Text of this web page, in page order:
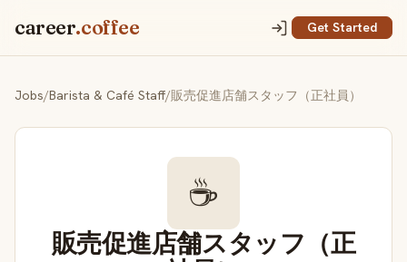
career.coffee Get Started
Jobs/Barista & Café Staff/販売促進店舗スタッフ（正社員）
☕
販売促進店舗スタッフ（正